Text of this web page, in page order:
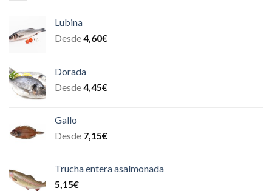
Lubina
Desde4,60€
Dorada
Desde4,45€
Gallo
Desde 7,15€
Trucha entera asalmonada
5,15€